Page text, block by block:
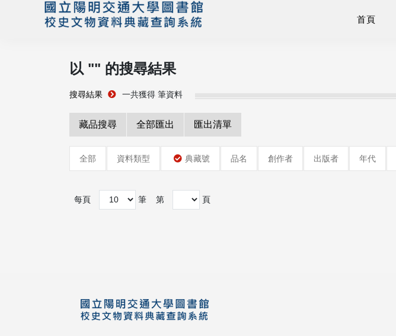
首頁
以 "" 的搜尋結果
搜尋結果 一共獲得 筆資料
藏品搜尋 全部匯出 匯出清單
全部 資料類型 典藏號 品名 創作者 出版者 年代
每頁 筆 第 頁